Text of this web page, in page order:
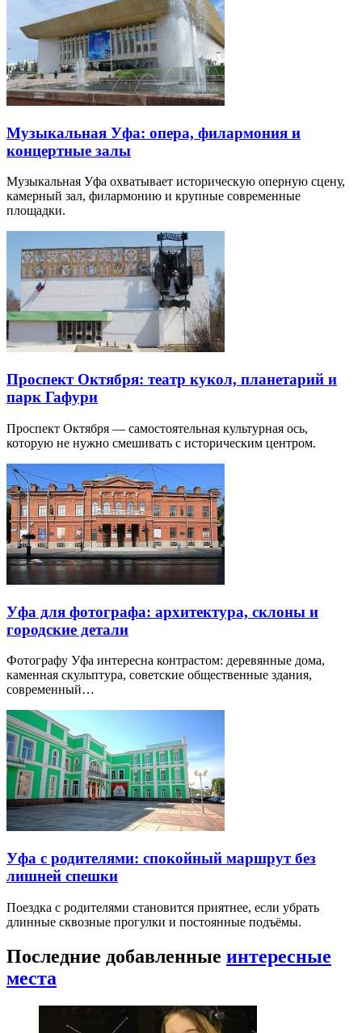
Музыкальная Уфа: опера, филармония и
концертные залы
Музыкальная Уфа охватывает историческую оперную сцену,
камерный зал, филармонию и крупные современные
площадки.
Проспект Октября: театр кукол, планетарий и
парк Гафури
Проспект Октября — самостоятельная культурная ось,
которую не нужно смешивать с историческим центром.
Уфа для фотографа: архитектура, склоны и
городские детали
Фотографу Уфа интересна контрастом: деревянные дома,
каменная скульптура, советские общественные здания,
современный…
Уфа с родителями: спокойный маршрут без
лишней спешки
Поездка с родителями становится приятнее, если убрать
длинные сквозные прогулки и постоянные подъёмы.
Последние добавленные интересные
места